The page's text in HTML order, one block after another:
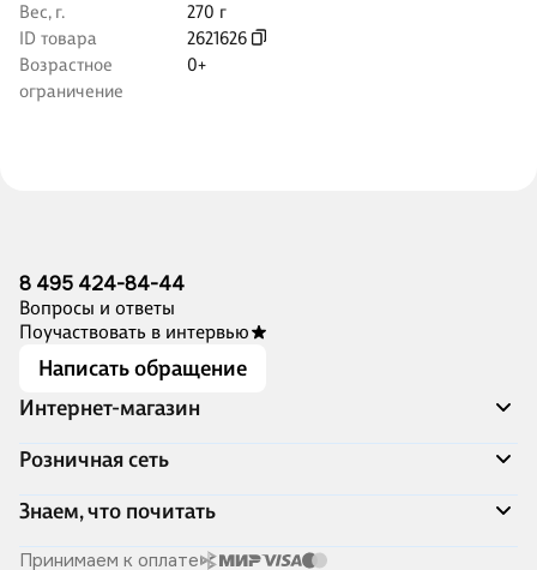
Вес, г.
270 г
ID товара
2621626
Возрастное
ограничение
0+
8 495 424-84-44
Вопросы и ответы
Поучаствовать в интервью
Написать обращение
Интернет-магазин
Акции
Доставка и оплата
Программа лояльности
Подарочные сертификаты
Розничная сеть
Адреса магазинов
Книжный Дозор
О компании
Знаем, что почитать
Скоро в продаже
Принимаем к оплате